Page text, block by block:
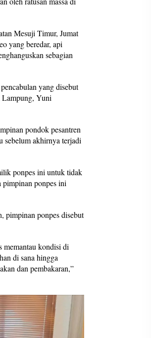
Mesuji Timur, Jumat
yang beredar, api
sebagian
yang disebut
Lampung, Yuni
pondok pesantren
sebelum akhirnya terjadi
ponpes ini untuk tidak
pimpinan ponpes ini
pimpinan ponpes disebut
memantau kondisi di
di sana hingga
dan pembakaran,”